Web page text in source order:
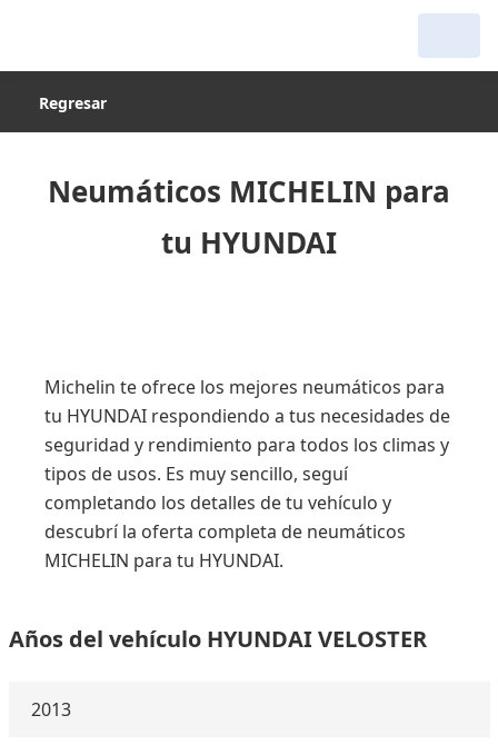
Regresar
Neumáticos MICHELIN para
tu HYUNDAI
Michelin te ofrece los mejores neumáticos para
tu HYUNDAI respondiendo a tus necesidades de
seguridad y rendimiento para todos los climas y
tipos de usos. Es muy sencillo, seguí
completando los detalles de tu vehículo y
descubrí la oferta completa de neumáticos
MICHELIN para tu HYUNDAI.
Años del vehículo HYUNDAI VELOSTER
2013